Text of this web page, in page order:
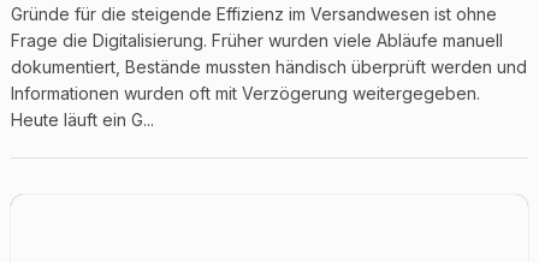
Gründe für die steigende Effizienz im Versandwesen ist ohne
Frage die Digitalisierung. Früher wurden viele Abläufe manuell
dokumentiert, Bestände mussten händisch überprüft werden und
Informationen wurden oft mit Verzögerung weitergegeben.
Heute läuft ein G...